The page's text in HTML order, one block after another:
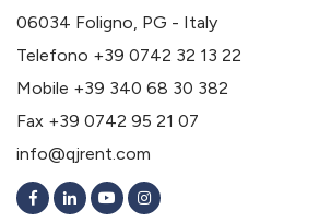
06034 Foligno, PG - Italy
Telefono +39 0742 32 13 22
Mobile +39 340 68 30 382
Fax +39 0742 95 21 07
info@qjrent.com